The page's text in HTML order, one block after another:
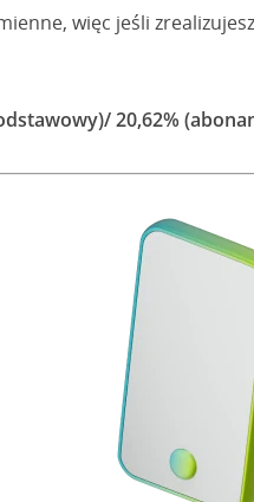
więc jeśli
20,62%